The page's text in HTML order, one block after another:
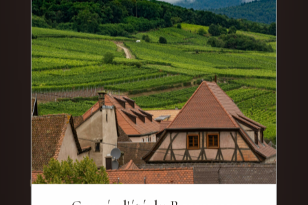
HÔTEL &
RESTAURANT
BIENVENUE EN ALSACE
LE ROSENMEER – AU PIED DU MONT